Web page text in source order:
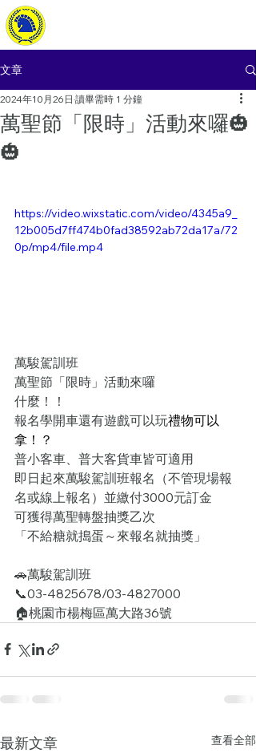
文章
萬聖節「限時」活動來囉🎃
🎃
2024年10月26日 讀畢需時 1 分鐘
https://video.wixstatic.com/video/4345a9_
12b005d7ff474b0fad38592ab72da17a/72
0p/mp4/file.mp4
萬駿駕訓班
萬聖節「限時」活動來囉
什麼！！
報名學開車還有遊戲可以玩禮物可以
拿！？
普小客車、普大客貨車皆可適用
即日起來萬駿駕訓班報名（不管現場報
名或線上報名）並繳付3000元訂金
可獲得萬聖轉盤抽獎乙次
「不給糖就搗蛋～來報名就抽獎」
🚗萬駿駕訓班
📞03-4825678/03-4827000
🏠桃園市楊梅區萬大路36號
最新文章 查看全部